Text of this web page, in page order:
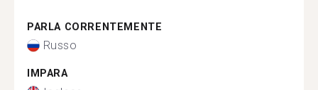
PARLA CORRENTEMENTE
Russo
IMPARA